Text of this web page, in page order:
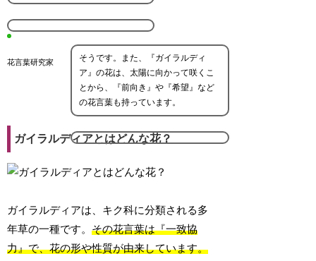
花言葉研究家
そうです。また、『ガイラルディ
ア』の花は、太陽に向かって咲くこ
とから、『前向き』や『希望』など
の花言葉も持っています。
ガイラルディアとはどんな花？
ガイラルディアは、キク科に分類される多
年草の一種です。その花言葉は『一致協
力』で、花の形や性質が由来しています。